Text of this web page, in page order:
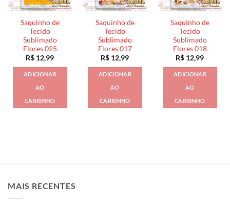
Saquinho de
Tecido
Sublimado
Flores 025
R$ 12,99
ADICIONAR
AO
CARRINHO
Saquinho de
Tecido
Sublimado
Flores 017
R$ 12,99
ADICIONAR
AO
CARRINHO
Saquinho de
Tecido
Sublimado
Flores 018
R$ 12,99
ADICIONAR
AO
CARRINHO
MAIS RECENTES